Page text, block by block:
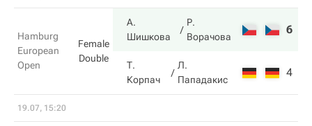
Hamburg
European
Open
Female
Double
А.
Шишкова
Р.
Ворачова
6
Т.
Корпач
Л.
Пападакис
4
19.07, 15:20